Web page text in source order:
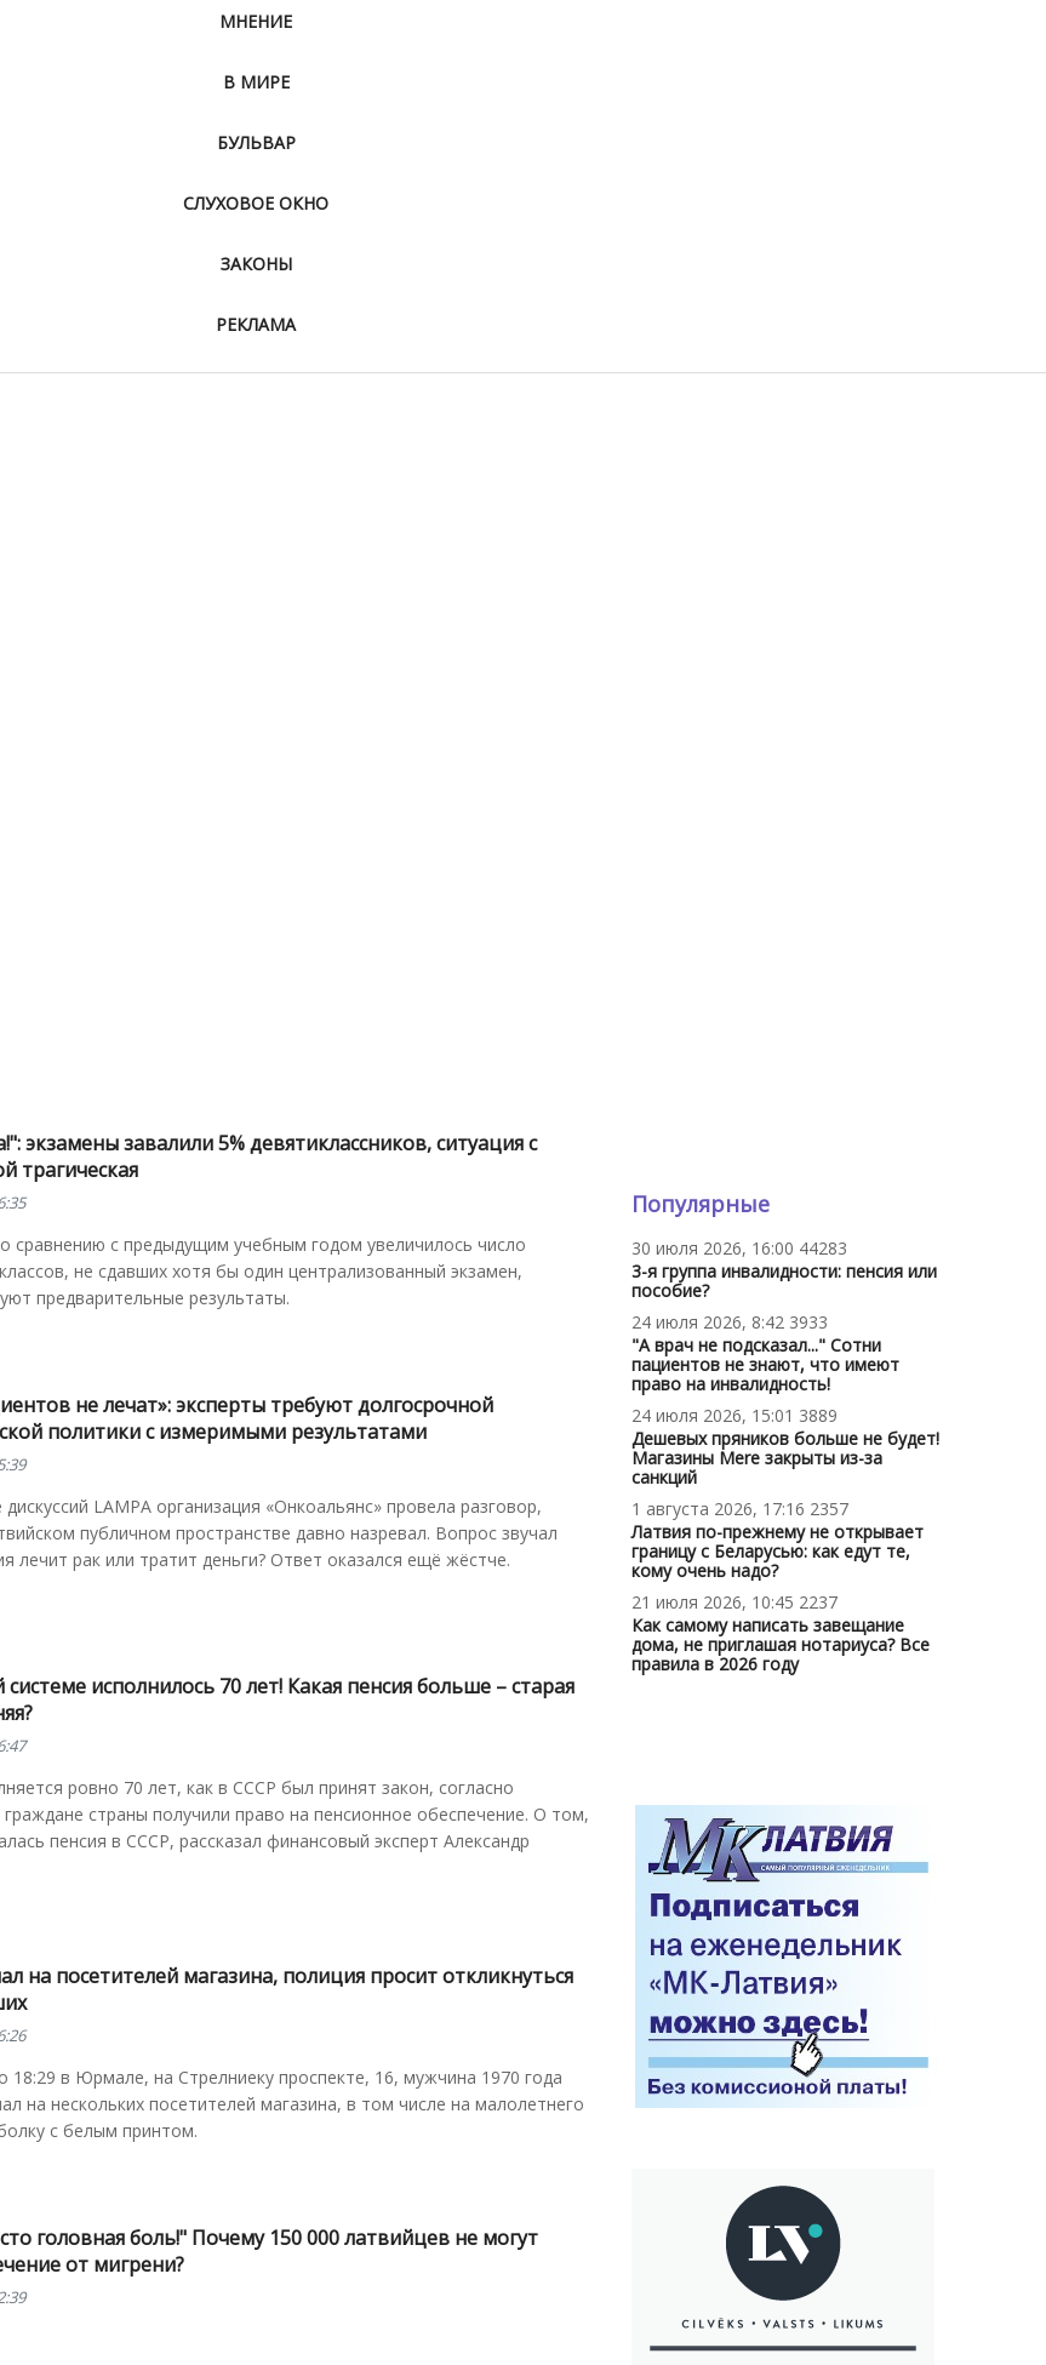
МНЕНИЕ
В МИРЕ
БУЛЬВАР
СЛУХОВОЕ ОКНО
ЗАКОНЫ
РЕКЛАМА
экзамены завалили 5% девятиклассников, ситуация с
трагическая
сравнению с предыдущим учебным годом увеличилось число
не сдавших хотя бы один централизованный экзамен,
предварительные результаты.
не лечат»: эксперты требуют долгосрочной
политики с измеримыми результатами
LAMPA организация «Онкоальянс» провела разговор,
публичном пространстве давно назревал. Вопрос звучал
лечит рак или тратит деньги? Ответ оказался ещё жёстче.
исполнилось 70 лет! Какая пенсия больше – старая
ровно 70 лет, как в СССР был принят закон, согласно
страны получили право на пенсионное обеспечение. О том,
пенсия в СССР, рассказал финансовый эксперт Александр
на посетителей магазина, полиция просит откликнуться
18:29 в Юрмале, на Стрелниеку проспекте, 16, мужчина 1970 года
на нескольких посетителей магазина, в том числе на малолетнего
с белым принтом.
головная боль!" Почему 150 000 латвийцев не могут
от мигрени?
Популярные
30 июля 2026, 16:00 44283
3-я группа инвалидности: пенсия или
пособие?
24 июля 2026, 8:42 3933
"А врач не подсказал..." Сотни
пациентов не знают, что имеют
право на инвалидность!
24 июля 2026, 15:01 3889
Дешевых пряников больше не будет!
Магазины Mere закрыты из-за
санкций
1 августа 2026, 17:16 2357
Латвия по-прежнему не открывает
границу с Беларусью: как едут те,
кому очень надо?
21 июля 2026, 10:45 2237
Как самому написать завещание
дома, не приглашая нотариуса? Все
правила в 2026 году